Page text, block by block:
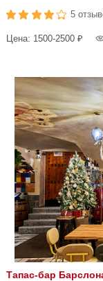
5
Цена: 1500-2500 ₽
Тапас-бар